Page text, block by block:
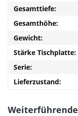
Gesamttiefe:
Gesamthöhe:
Gewicht:
Stärke Tischplatte:
Serie:
Lieferzustand: